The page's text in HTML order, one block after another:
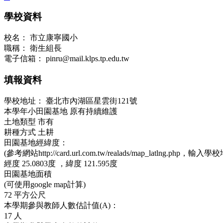
學校資料
校名：
市立康寧國小
職稱：
衛生組長
電子信箱：
pinru@mail.klps.tp.edu.tw
填報資料
學校地址：
臺北市內湖區星雲街121號
本學年小田園基地 原有持續維護
土地類型 市有
耕種方式 土耕
田園基地經緯度：
(參考網站http://card.url.com.tw/realads/map_latlng.php，輸入學校
經度 25.0803度 ， 緯度 121.595度
田園基地面積
(可使用google map計算)
72 平方公尺
本學期參與教師人數估計值(A)：
17 人